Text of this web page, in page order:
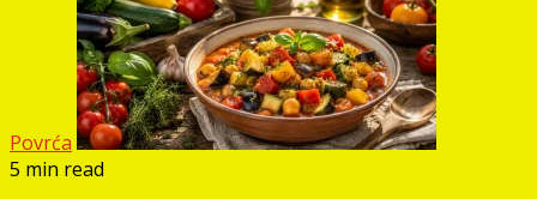
Povrća
5 min read